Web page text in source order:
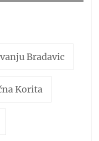
Bradavic
Korita